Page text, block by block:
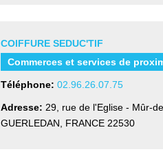
COIFFURE SEDUC'TIF
Commerces et services de
Téléphone: 02.96.26.07.75
Adresse: 29, rue de l'Eglise - Mûr-
GUERLEDAN, FRANCE 22530